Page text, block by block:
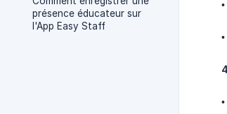
présence éducateur sur
l'App Easy Staff